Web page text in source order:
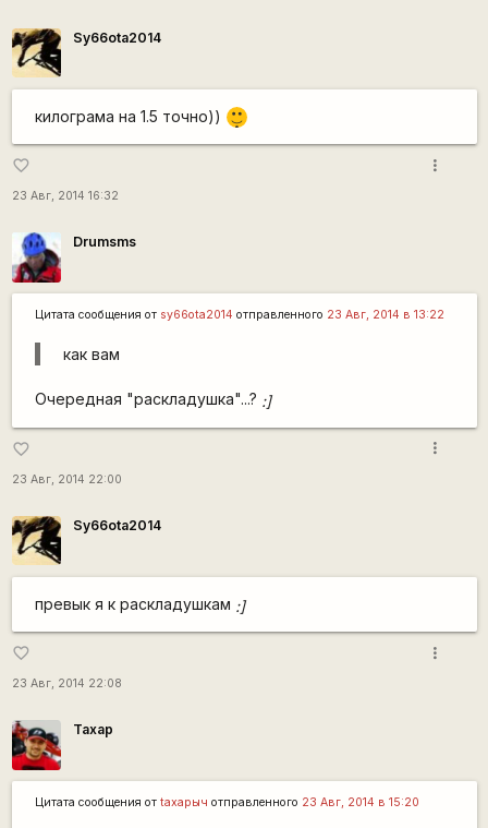
Sy66ota2014
килограма на 1.5 точно))
|-)
_)
favorite_border
23 Авг, 2014 16:32
more_vert
Drumsms
Цитата сообщения от sy66ota2014 отправленного 23 Авг, 2014 в 13:22
как вам
Очередная "раскладушка"...? :]
favorite_border
23 Авг, 2014 22:00
more_vert
Sy66ota2014
превык я к раскладушкам :]
favorite_border
23 Авг, 2014 22:08
more_vert
Тахар
Цитата сообщения от taxapыч отправленного 23 Авг, 2014 в 15:20